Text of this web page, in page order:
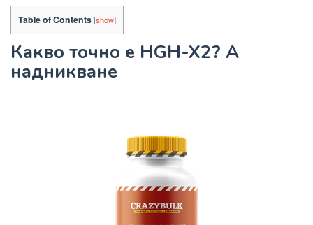
Table of Contents[show]
Какво точно е HGH-X2? А
надникване